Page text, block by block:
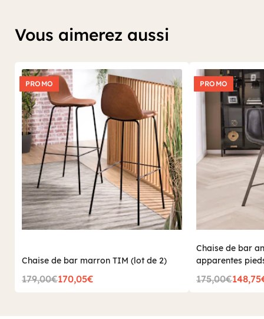
Vous aimerez aussi
PROMO
Chaise de bar marron TIM (lot de 2)
179,00€170,05€
PROMO
Chaise de bar
apparentes
175,00€